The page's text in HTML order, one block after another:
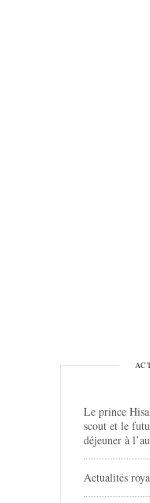
Le prince
scout et le
déjeuner à
Actualités